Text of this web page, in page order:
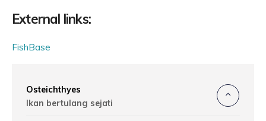
External links:
FishBase
Osteichthyes
Ikan bertulang sejati